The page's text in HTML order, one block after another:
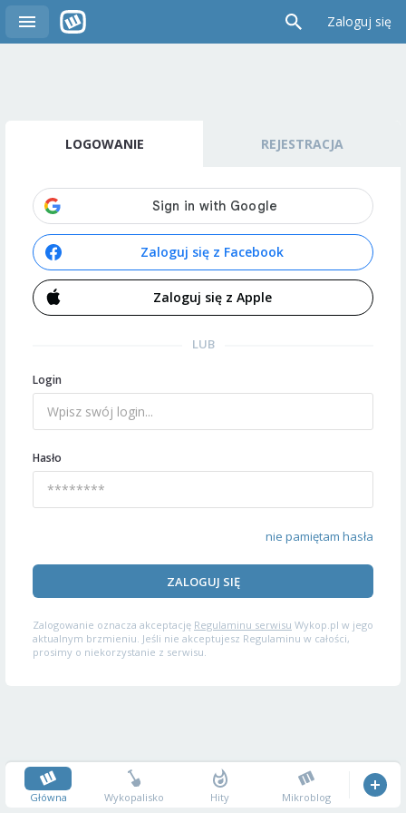
Zaloguj się
LOGOWANIE REJESTRACJA
Zaloguj się z Facebook
Zaloguj się z Apple
LUB
Login
Hasło
nie pamiętam hasła
ZALOGUJ SIĘ
Zalogowanie oznacza akceptację Regulaminu serwisu Wykop.pl w jego
aktualnym brzmieniu. Jeśli nie akceptujesz Regulaminu w całości,
prosimy o niekorzystanie z serwisu.
Główna Wykopalisko Hity Mikroblog